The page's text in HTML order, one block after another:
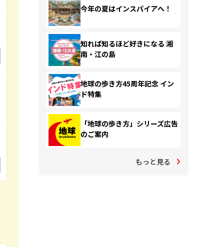
今年の夏はインスパイアへ！
知れば知るほど好きになる 湘
南・江の島
地球の歩き方45周年記念 イン
ド特集
「地球の歩き方」シリーズ広告
のご案内
もっと見る